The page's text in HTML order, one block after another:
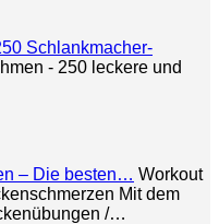
Schlankmacher-
- 250 leckere und
– Die besten… Workout
Mit dem
/…